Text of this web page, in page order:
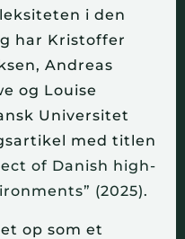
i den
har Kristoffer
Andreas
og Louise
Universitet
med titlen
of Danish high-
(2025).
op som et